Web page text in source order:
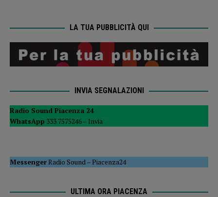
LA TUA PUBBLICITÀ QUI
INVIA SEGNALAZIONI
Radio Sound Piacenza 24
WhatsApp 333 7575246 – Invia
MessengerRadio Sound–Piacenza24
ULTIMA ORA PIACENZA